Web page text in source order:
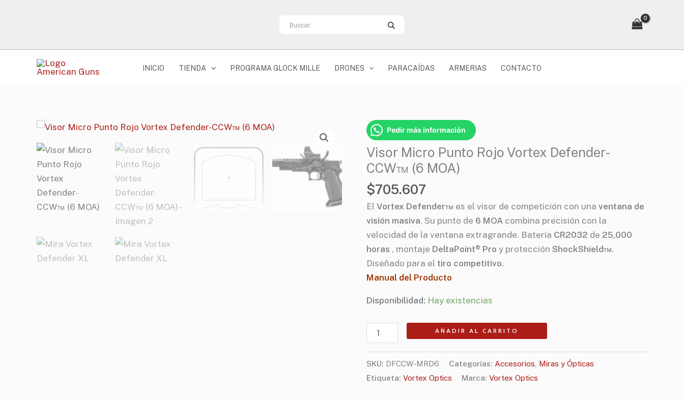
de
INICIO TIENDA PROGRAMA GLOCK MILLE DRONES PARACAÍDAS ARMERIAS CONTACTO
Pedir más información
Visor Micro Punto Rojo Vortex Defender-
CCW™ (6 MOA)
$705.607
El Vortex Defender™ es el visor de competición con una ventana de
visión masiva. Su punto de 6 MOA combina precisión con la
velocidad de la ventana extragrande. Batería CR2032 de 25,000
horas , montaje DeltaPoint® Pro y protección ShockShield™.
Diseñado para el tiro competitivo.
Manual del Producto
Disponibilidad: Hay existencias
Visor
Micro
Punto
Rojo
Vortex
Defender-
CCW™
(6
MOA)
cantidad
AÑADIR AL CARRITO
SKU: DFCCW-MRD6 Categorías: Accesorios, Miras y Ópticas
Etiqueta: Vortex Optics Marca: Vortex Optics